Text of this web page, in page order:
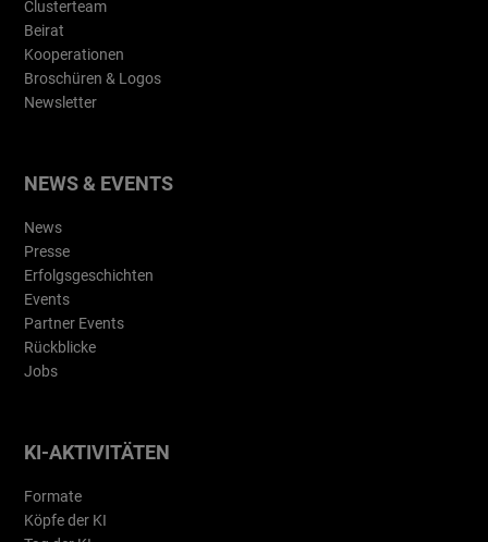
Clusterteam
Beirat
Kooperationen
Broschüren & Logos
Newsletter
NEWS & EVENTS
News
Presse
Erfolgsgeschichten
Events
Partner Events
Rückblicke
Jobs
KI-AKTIVITÄTEN
Formate
Köpfe der KI